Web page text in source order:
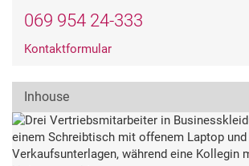
069 954 24-333
Kontaktformular
Inhouse